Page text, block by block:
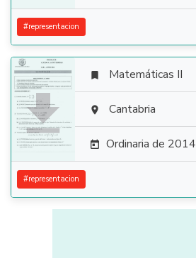
#representacion

 Matemáticas II
 Cantabria
 Ordinaria de 2014
#representacion